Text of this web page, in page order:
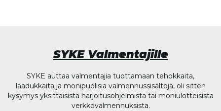
SYKE Valmentajille
SYKE auttaa valmentajia tuottamaan tehokkaita,
laadukkaita ja monipuolisia valmennussisältöjä, oli sitten
kysymys yksittäisistä harjoitusohjelmista tai moniulotteisista
verkkovalmennuksista.